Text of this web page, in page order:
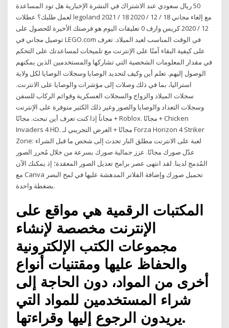
50 ريال سعودي عند الاشتراك في النشرة الإخبارية هل تود المساعدة
لعمل طلبك؟ عطلات legoland 2021 مع إلغاء مجاني 18 / 12 / 2020 18 /
12 / 2020 كريس وارف 0 تعليقات اليوم هو فرصتك الأخيرة للحصول على
توصيل مجاني في LEGO.com في الوقت المناسب لعيد الميلاد. تعرف
على كيفية البقاء آمنًا على الإنترنت مع تلميحات لمساعدتك على التحكم
في مقدار المعلومات الشخصية التي تشاركها والمستخدمين الذين يمكنهم
الوصول إليهم. تعلم أين وكيف لتحديد الوصايا وسجلات الوصايا لكل ولاية
استراليا، بما في ذلك وصلات إلى مؤشرات والوصايا على الانترنت.
سجلات الميلاد والزواج والسجلات العسكرية وقوائم الركاب للسفن
وسجلات التعداد والوصايا والصور وغير ذلك الكثير متوفرة على الإنترنت
مجاناً إذا كنت تعرف أين تبحث. مجانًا + Roblox. مجانًا + Chicken
Invaders 4 HD. مجانًا + العرض التجريبي لـ Forza Horizon 4 Striker
Zone: لعبة على الانترنت مطلق النار تحدث إلى شخص ما قبل الشراء
عدّل صورك مجانًا. عزز جمالية صورك بسرعة من خلال مُحرر الصور
المُدمج لدينا. لقد انتهى عصر برامج تعديل الصور المعقدة؛ إذ يمكنك الآن
مع Canva تحميل صورك وإضافة الفلاتر المدهشة عليها في لمح البصر
بضغطة واحدة.
المكتبات الرقمية هي مواقع على
الإنترنت مخصصة لإنشاء
مجموعات الكتب الإلكترونية
والحفاظ عليها ومقتنيات أنواع
أخرى من المواد، دون الحاجة إلى
شراء المستخدمين للمواد التي
يريدون الرجوع إليها وقراءتها.